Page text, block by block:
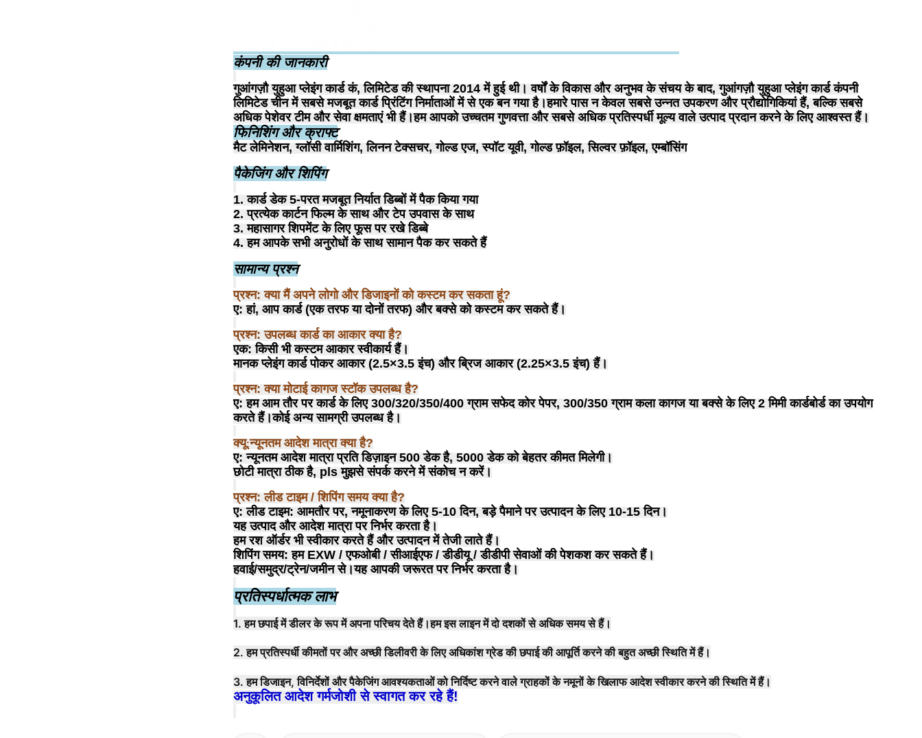
कंपनी की जानकारी
गुआंगज़ौ युहुआ प्लेइंग कार्ड कं, लिमिटेड की स्थापना 2014 में हुई थी। वर्षों के विकास और अनुभव के संचय के बाद, गुआंगज़ौ युहुआ प्लेइंग कार्ड कंपनी
लिमिटेड चीन में सबसे मजबूत कार्ड प्रिंटिंग निर्माताओं में से एक बन गया है।हमारे पास न केवल सबसे उन्नत उपकरण और प्रौद्योगिकियां हैं, बल्कि सबसे
अधिक पेशेवर टीम और सेवा क्षमताएं भी हैं।हम आपको उच्चतम गुणवत्ता और सबसे अधिक प्रतिस्पर्धी मूल्य वाले उत्पाद प्रदान करने के लिए आश्वस्त हैं।
फिनिशिंग और क्राफ्ट
मैट लेमिनेशन, ग्लॉसी वार्मिशिंग, लिनन टेक्सचर, गोल्ड एज, स्पॉट यूवी, गोल्ड फ़ॉइल, सिल्वर फ़ॉइल, एम्बॉसिंग
पैकेजिंग और शिपिंग
1. कार्ड डेक 5-परत मजबूत निर्यात डिब्बों में पैक किया गया
2. प्रत्येक कार्टन फिल्म के साथ और टेप उपवास के साथ
3. महासागर शिपमेंट के लिए फूस पर रखे डिब्बे
4. हम आपके सभी अनुरोधों के साथ सामान पैक कर सकते हैं
सामान्य प्रश्न
प्रश्न: क्या मैं अपने लोगो और डिजाइनों को कस्टम कर सकता हूं?
ए: हां, आप कार्ड (एक तरफ या दोनों तरफ) और बक्से को कस्टम कर सकते हैं।
प्रश्न: उपलब्ध कार्ड का आकार क्या है?
एक: किसी भी कस्टम आकार स्वीकार्य हैं।
मानक प्लेइंग कार्ड पोकर आकार (2.5×3.5 इंच) और ब्रिज आकार (2.25×3.5 इंच) हैं।
प्रश्न: क्या मोटाई कागज स्टॉक उपलब्ध है?
ए: हम आम तौर पर कार्ड के लिए 300/320/350/400 ग्राम सफेद कोर पेपर, 300/350 ग्राम कला कागज या बक्से के लिए 2 मिमी कार्डबोर्ड का उपयोग
करते हैं।कोई अन्य सामग्री उपलब्ध है।
क्यू:न्यूनतम आदेश मात्रा क्या है?
ए: न्यूनतम आदेश मात्रा प्रति डिज़ाइन 500 डेक है, 5000 डेक को बेहतर कीमत मिलेगी।
छोटी मात्रा ठीक है, pls मुझसे संपर्क करने में संकोच न करें।
प्रश्न: लीड टाइम / शिपिंग समय क्या है?
ए: लीड टाइम: आमतौर पर, नमूनाकरण के लिए 5-10 दिन, बड़े पैमाने पर उत्पादन के लिए 10-15 दिन।
यह उत्पाद और आदेश मात्रा पर निर्भर करता है।
हम रश ऑर्डर भी स्वीकार करते हैं और उत्पादन में तेजी लाते हैं।
शिपिंग समय: हम EXW / एफओबी / सीआईएफ / डीडीयू / डीडीपी सेवाओं की पेशकश कर सकते हैं।
हवाई/समुद्र/ट्रेन/जमीन से।यह आपकी जरूरत पर निर्भर करता है।
प्रतिस्पर्धात्मक लाभ
1. हम छपाई में डीलर के रूप में अपना परिचय देते हैं।हम इस लाइन में दो दशकों से अधिक समय से हैं।
2. हम प्रतिस्पर्धी कीमतों पर और अच्छी डिलीवरी के लिए अधिकांश ग्रेड की छपाई की आपूर्ति करने की बहुत अच्छी स्थिति में हैं।
3. हम डिजाइन, विनिर्देशों और पैकेजिंग आवश्यकताओं को निर्दिष्ट करने वाले ग्राहकों के नमूनों के खिलाफ आदेश स्वीकार करने की स्थिति में हैं।
अनुकूलित आदेश गर्मजोशी से स्वागत कर रहे हैं!